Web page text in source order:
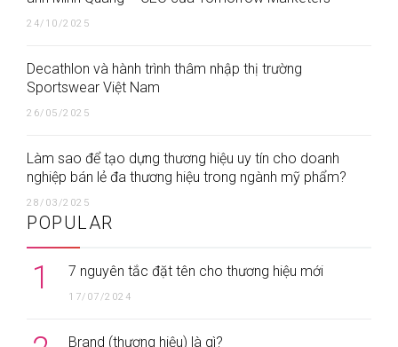
24/10/2025
Decathlon và hành trình thâm nhập thị trường
Sportswear Việt Nam
26/05/2025
Làm sao để tạo dựng thương hiệu uy tín cho doanh
nghiệp bán lẻ đa thương hiệu trong ngành mỹ phẩm?
28/03/2025
POPULAR
1 7 nguyên tắc đặt tên cho thương hiệu mới
17/07/2024
Brand (thương hiệu) là gì?